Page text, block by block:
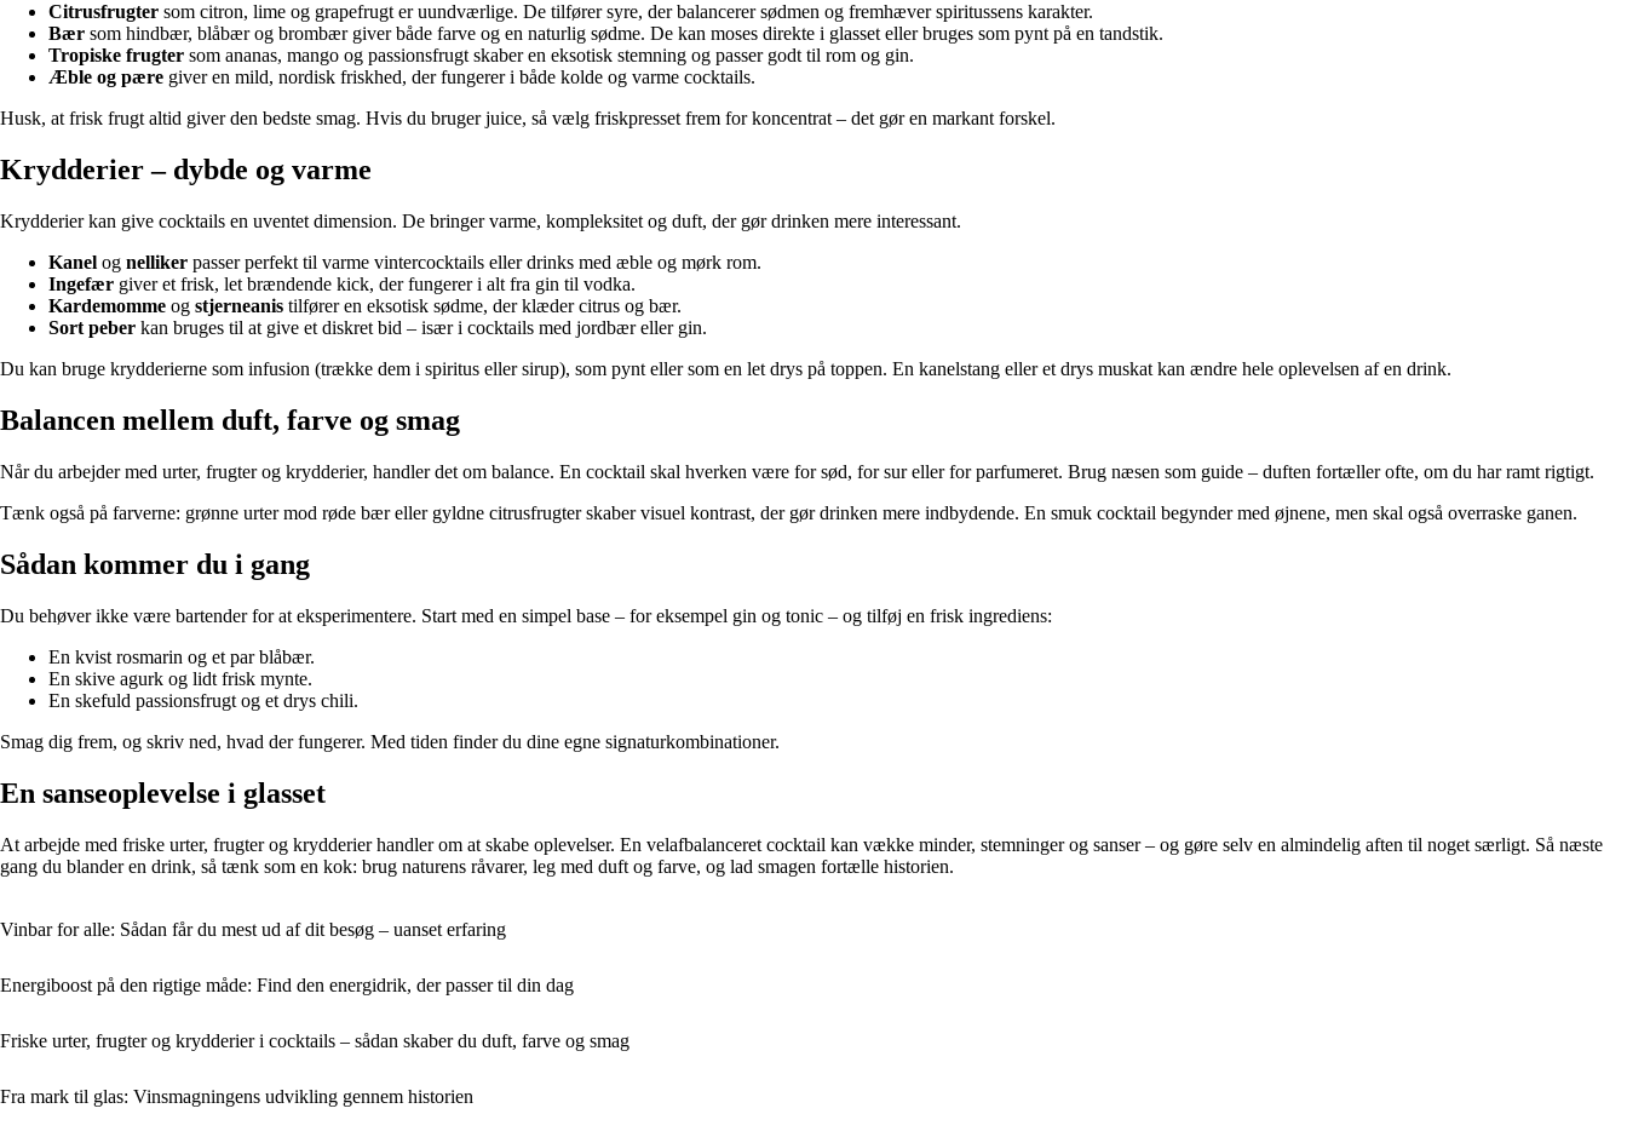
Citrusfrugter som citron, lime og grapefrugt er uundværlige. De tilfører syre, der balancerer sødmen og fremhæver spiritussens karakter.
Bær som hindbær, blåbær og brombær giver både farve og en naturlig sødme. De kan moses direkte i glasset eller bruges som pynt på en tandstik.
Tropiske frugter som ananas, mango og passionsfrugt skaber en eksotisk stemning og passer godt til rom og gin.
Æble og pære giver en mild, nordisk friskhed, der fungerer i både kolde og varme cocktails.
Husk, at frisk frugt altid giver den bedste smag. Hvis du bruger juice, så vælg friskpresset frem for koncentrat – det gør en markant forskel.
Krydderier – dybde og varme
Krydderier kan give cocktails en uventet dimension. De bringer varme, kompleksitet og duft, der gør drinken mere interessant.
Kanel og nelliker passer perfekt til varme vintercocktails eller drinks med æble og mørk rom.
Ingefær giver et frisk, let brændende kick, der fungerer i alt fra gin til vodka.
Kardemomme og stjerneanis tilfører en eksotisk sødme, der klæder citrus og bær.
Sort peber kan bruges til at give et diskret bid – især i cocktails med jordbær eller gin.
Du kan bruge krydderierne som infusion (trække dem i spiritus eller sirup), som pynt eller som en let drys på toppen. En kanelstang eller et drys muskat kan ændre hele oplevelsen af en drink.
Balancen mellem duft, farve og smag
Når du arbejder med urter, frugter og krydderier, handler det om balance. En cocktail skal hverken være for sød, for sur eller for parfumeret. Brug næsen som guide – duften fortæller ofte, om du har ramt rigtigt.
Tænk også på farverne: grønne urter mod røde bær eller gyldne citrusfrugter skaber visuel kontrast, der gør drinken mere indbydende. En smuk cocktail begynder med øjnene, men skal også overraske ganen.
Sådan kommer du i gang
Du behøver ikke være bartender for at eksperimentere. Start med en simpel base – for eksempel gin og tonic – og tilføj en frisk ingrediens:
En kvist rosmarin og et par blåbær.
En skive agurk og lidt frisk mynte.
En skefuld passionsfrugt og et drys chili.
Smag dig frem, og skriv ned, hvad der fungerer. Med tiden finder du dine egne signaturkombinationer.
En sanseoplevelse i glasset
At arbejde med friske urter, frugter og krydderier handler om at skabe oplevelser. En velafbalanceret cocktail kan vække minder, stemninger og sanser – og gøre selv en almindelig aften til noget særligt. Så næste
gang du blander en drink, så tænk som en kok: brug naturens råvarer, leg med duft og farve, og lad smagen fortælle historien.
Vinbar for alle: Sådan får du mest ud af dit besøg – uanset erfaring
Energiboost på den rigtige måde: Find den energidrik, der passer til din dag
Friske urter, frugter og krydderier i cocktails – sådan skaber du duft, farve og smag
Fra mark til glas: Vinsmagningens udvikling gennem historien